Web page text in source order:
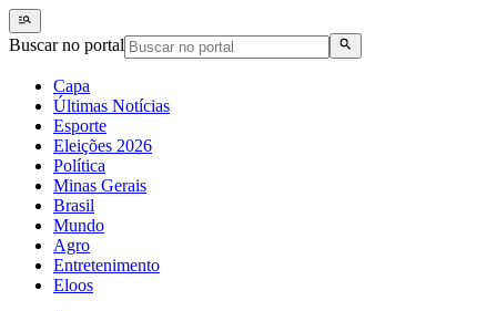
Buscar no portal
Capa
Últimas Notícias
Esporte
Eleições 2026
Política
Minas Gerais
Brasil
Mundo
Agro
Entretenimento
Eloos